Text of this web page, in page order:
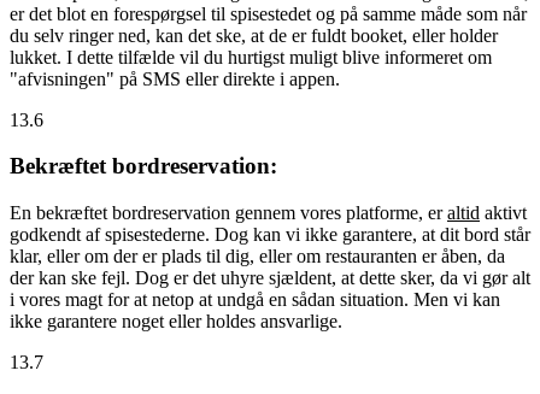
er det blot en forespørgsel til spisestedet og på samme måde som når
du selv ringer ned, kan det ske, at de er fuldt booket, eller holder
lukket. I dette tilfælde vil du hurtigst muligt blive informeret om
"afvisningen" på SMS eller direkte i appen.
13.6
Bekræftet bordreservation:
En bekræftet bordreservation gennem vores platforme, eraltid aktivt
godkendt af spisestederne. Dog kan vi ikke garantere, at dit bord står
klar, eller om der er plads til dig, eller om restauranten er åben, da
der kan ske fejl. Dog er det uhyre sjældent, at dette sker, da vi gør alt
i vores magt for at netop at undgå en sådan situation. Men vi kan
ikke garantere noget eller holdes ansvarlige.
13.7